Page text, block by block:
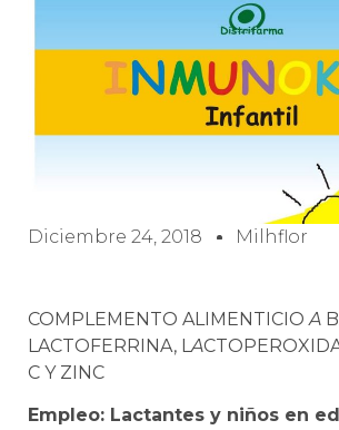
Diciembre 24, 2018 Milhflor
COMPLEMENTO ALIMENTICIOA
LACTOFERRINA, LA
C Y ZINC
Empleo: Lactantes y niños en